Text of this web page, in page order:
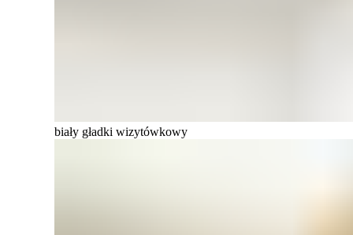
biały gładki wizytówkowy